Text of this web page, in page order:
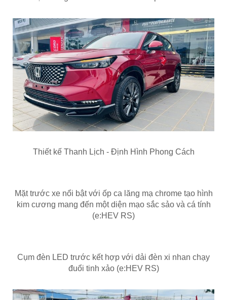
Thiết kế Thanh Lịch - Định Hình Phong Cách
Mặt trước xe nổi bật với ốp ca lăng mạ chrome tạo hình
kim cương mang đến một diện mạo sắc sảo và cá tính
(e:HEV RS)
Cụm đèn LED trước kết hợp với dải đèn xi nhan chạy
đuổi tinh xảo (e:HEV RS)